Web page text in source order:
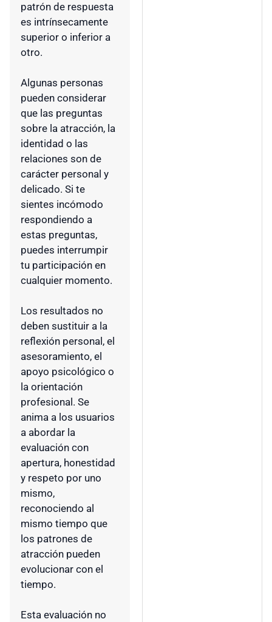
patrón de respuesta
es intrínsecamente
superior o inferior a
otro.
Algunas personas
pueden considerar
que las preguntas
sobre la atracción, la
identidad o las
relaciones son de
carácter personal y
delicado. Si te
sientes incómodo
respondiendo a
estas preguntas,
puedes interrumpir
tu participación en
cualquier momento.
Los resultados no
deben sustituir a la
reflexión personal, el
asesoramiento, el
apoyo psicológico o
la orientación
profesional. Se
anima a los usuarios
a abordar la
evaluación con
apertura, honestidad
y respeto por uno
mismo,
reconociendo al
mismo tiempo que
los patrones de
atracción pueden
evolucionar con el
tiempo.
Esta evaluación no